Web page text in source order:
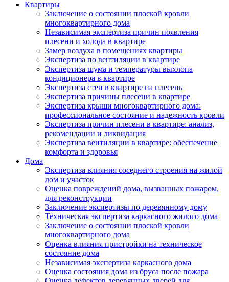
Квартиры
Заключение о состоянии плоской кровли
многоквартирного дома
Независимая экспертиза причин появления
плесени и холода в квартире
Замер воздуха в помещениях квартиры
Экспертиза по вентиляции в квартире
Экспертиза шума и температуры выхлопа
кондиционера в квартире
Экспертиза стен в квартире на плесень
Экспертиза причины плесени в квартире
Экспертиза крыши многоквартирного дома:
профессиональное состояние и надежность кровли
Экспертиза причин плесени в квартире: анализ,
рекомендации и ликвидация
Экспертиза вентиляции в квартире: обеспечение
комфорта и здоровья
Дома
Экспертиза влияния соседнего строения на жилой
дом и участок
Оценка повреждений дома, вызванных пожаром,
для реконструкции
Заключение экспертизы по деревянному дому
Техническая экспертиза каркасного жилого дома
Заключение о состоянии плоской кровли
многоквартирного дома
Оценка влияния пристройки на техническое
состояние дома
Независимая экспертиза каркасного дома
Оценка состояния дома из бруса после пожара